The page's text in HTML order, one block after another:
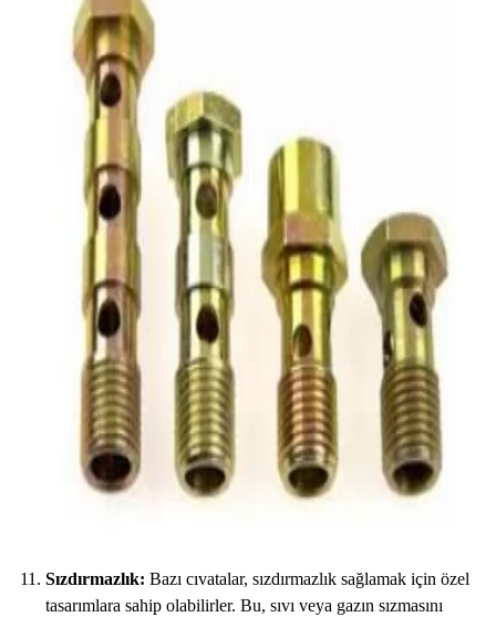
Sızdırmazlık: Bazı cıvatalar, sızdırmazlık sağlamak için özel
tasarımlara sahip olabilirler. Bu, sıvı veya gazın sızmasını